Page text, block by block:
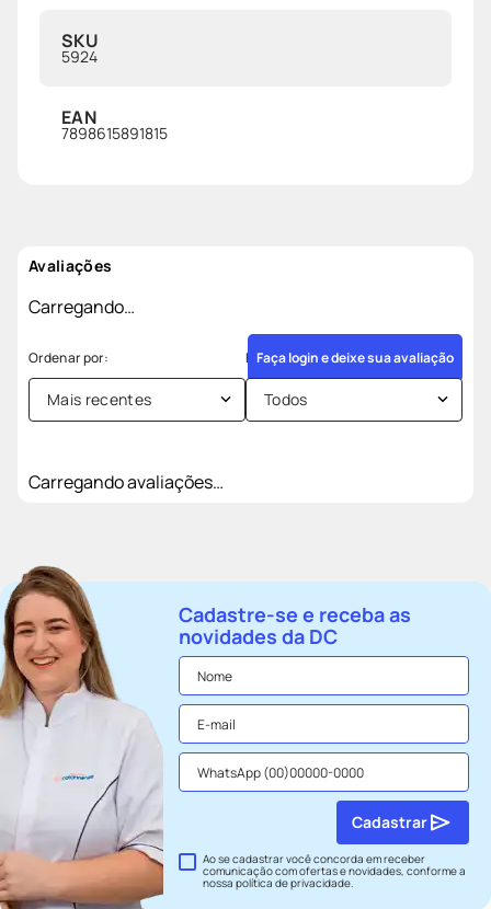
SKU
5924
EAN
7898615891815
Avaliações
Carregando…
Faça login e deixe sua avaliação
Mais recentes Todos
Carregando avaliações…
Cadastre-se e receba as
novidades da DC
Ao se cadastrar você concorda em receber
comunicação com ofertas e novidades, conforme a
nossapolítica de privacidade.
Cadastrar